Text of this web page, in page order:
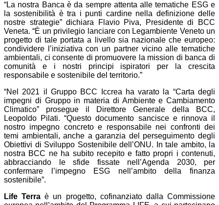
“La nostra Banca è da sempre attenta alle tematiche ESG e
la sostenibilità è tra i punti cardine nella definizione delle
nostre strategie” dichiara Flavio Piva, Presidente di BCC
Veneta. “È un privilegio lanciare con Legambiente Veneto un
progetto di tale portata a livello sia nazionale che europeo:
condividere l’iniziativa con un partner vicino alle tematiche
ambientali, ci consente di promuovere la mission di banca di
comunità e i nostri principi ispiratori per la crescita
responsabile e sostenibile del territorio.”
“Nel 2021 il Gruppo BCC Iccrea ha varato la “Carta degli
impegni di Gruppo in materia di Ambiente e Cambiamento
Climatico” prosegue il Direttore Generale della BCC,
Leopoldo Pilati. “Questo documento sancisce e rinnova il
nostro impegno concreto e responsabile nei confronti dei
temi ambientali, anche a garanzia del perseguimento degli
Obiettivi di Sviluppo Sostenibile dell’ONU. In tale ambito, la
nostra BCC ne ha subito recepito e fatto propri i contenuti,
abbracciando le sfide fissate nell’Agenda 2030, per
confermare l’impegno ESG nell’ambito della finanza
sostenibile”.
Life Terra è un progetto, cofinanziato dalla Commissione